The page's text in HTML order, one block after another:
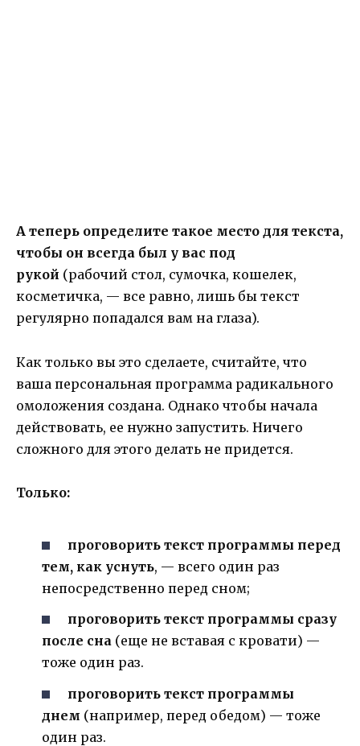
А теперь определите такое место для текста,
чтобы он всегда был у вас под
рукой (рабочий стол, сумочка, кошелек,
косметичка, — все равно, лишь бы текст
регулярно попадался вам на глаза).
Как только вы это сделаете, считайте, что
ваша персональная программа радикального
омоложения создана. Однако чтобы начала
действовать, ее нужно запустить. Ничего
сложного для этого делать не придется.
Только:
проговорить текст программы перед
тем, как уснуть, — всего один раз
непосредственно перед сном;
проговорить текст программы сразу
после сна (еще не вставая с кровати) —
тоже один раз.
проговорить текст программы
днем (например, перед обедом) — тоже
один раз.